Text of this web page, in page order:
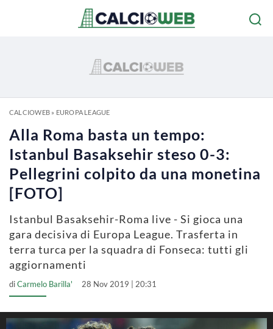
CALCIOWEB» EUROPA LEAGUE
Alla Roma basta un tempo:
Istanbul Basaksehir steso 0-3:
Pellegrini colpito da una monetina
[FOTO]
Istanbul Basaksehir-Roma live - Si gioca una
gara decisiva di Europa League. Trasferta in
terra turca per la squadra di Fonseca: tutti gli
aggiornamenti
diCarmelo Barilla' 28 Nov 2019 | 20:31